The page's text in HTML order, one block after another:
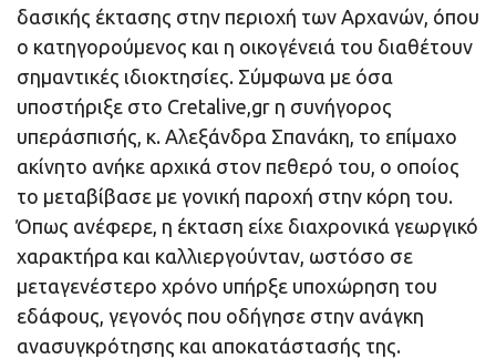
δασικής έκτασης στην περιοχή των Αρχανών, όπου
ο κατηγορούμενος και η οικογένειά του διαθέτουν
σημαντικές ιδιοκτησίες. Σύμφωνα με όσα
υποστήριξε στο Cretalive,gr η συνήγορος
υπεράσπισής, κ. Αλεξάνδρα Σπανάκη, το επίμαχο
ακίνητο ανήκε αρχικά στον πεθερό του, ο οποίος
το μεταβίβασε με γονική παροχή στην κόρη του.
Όπως ανέφερε, η έκταση είχε διαχρονικά γεωργικό
χαρακτήρα και καλλιεργούνταν, ωστόσο σε
μεταγενέστερο χρόνο υπήρξε υποχώρηση του
εδάφους, γεγονός που οδήγησε στην ανάγκη
ανασυγκρότησης και αποκατάστασής της.